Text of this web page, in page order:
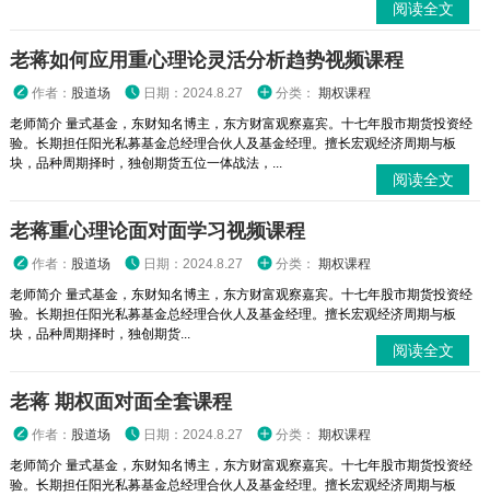
阅读全文
老蒋如何应用重心理论灵活分析趋势视频课程
作者： 股道场 日期：2024.8.27 分类： 期权课程
老师简介 量式基金，东财知名博主，东方财富观察嘉宾。十七年股市期货投资经
验。长期担任阳光私募基金总经理合伙人及基金经理。擅长宏观经济周期与板
块，品种周期择时，独创期货五位一体战法，...
阅读全文
老蒋重心理论面对面学习视频课程
作者： 股道场 日期：2024.8.27 分类： 期权课程
老师简介 量式基金，东财知名博主，东方财富观察嘉宾。十七年股市期货投资经
验。长期担任阳光私募基金总经理合伙人及基金经理。擅长宏观经济周期与板
块，品种周期择时，独创期货...
阅读全文
老蒋 期权面对面全套课程
作者： 股道场 日期：2024.8.27 分类： 期权课程
老师简介 量式基金，东财知名博主，东方财富观察嘉宾。十七年股市期货投资经
验。长期担任阳光私募基金总经理合伙人及基金经理。擅长宏观经济周期与板